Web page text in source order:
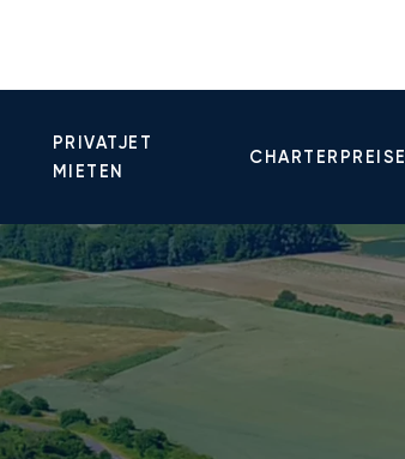
PRIVATJET
MIETEN
CHARTERPREISE